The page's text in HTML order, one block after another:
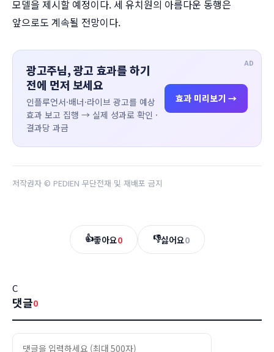
모델을 제시할 예정이다. 세 유치원의 아름다운 동행은
앞으로도 계속될 전망이다.
AD
광고주님, 광고 효과를 하기
전에 먼저 보세요
인플루언서·배너·라이브 광고를 예상
효과 보고 집행 → 실제 성과로 확인 ·
결과당 과금
효과 미리보기 →
저작권자 © PEDIEN 무단전재 및 재배포 금지
👍좋아요0 👎싫어요0
C
댓글0